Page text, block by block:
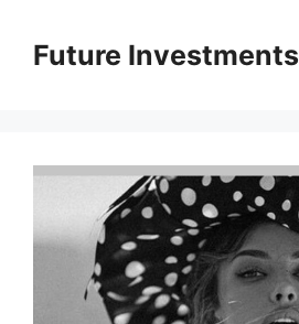
вмістуFuture Investments